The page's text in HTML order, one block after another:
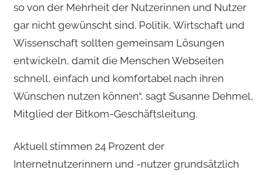
so von der Mehrheit der Nutzerinnen und Nutzer
gar nicht gewünscht sind. Politik, Wirtschaft und
Wissenschaft sollten gemeinsam Lösungen
entwickeln, damit die Menschen Webseiten
schnell, einfach und komfortabel nach ihren
Wünschen nutzen können“, sagt Susanne Dehmel,
Mitglied der Bitkom-Geschäftsleitung.
Aktuell stimmen 24 Prozent der
Internetnutzerinnern und -nutzer grundsätzlich